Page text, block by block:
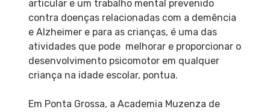
articular e um trabalho mental prevenido
contra doenças relacionadas com a demência
e Alzheimer e para as crianças, é uma das
atividades que pode melhorar e proporcionar o
desenvolvimento psicomotor em qualquer
criança na idade escolar, pontua.
Em Ponta Grossa, a Academia Muzenza de